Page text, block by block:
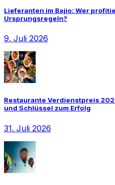
Lieferanten im Bajío: Wer
Ursprungsregeln?
9. Juli 2026
Restaurante Verdienstpreis
und Schlüssel zum Erfolg
31. Juli 2026